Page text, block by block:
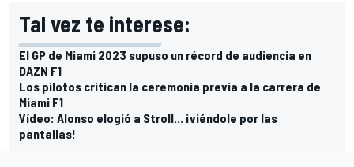
Tal vez te interese:
El GP de Miami 2023 supuso un récord de audiencia en
DAZN F1
Los pilotos critican la ceremonia previa a la carrera de
Miami F1
Vídeo: Alonso elogió a Stroll... ¡viéndole por las
pantallas!